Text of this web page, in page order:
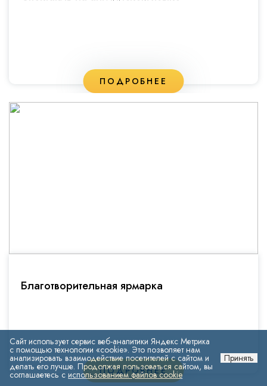
ПОДРОБНЕЕ
Благотворительная ярмарка
ПОДРОБНЕЕ
Сайт использует сервис веб-аналитики Яндекс Метрика
с помощью технологии «cookie». Это позволяет нам
анализировать взаимодействие посетителей с сайтом и
делать его лучше. Продолжая пользоваться сайтом, вы
соглашаетесь сиспользованием файлов cookie
Принять